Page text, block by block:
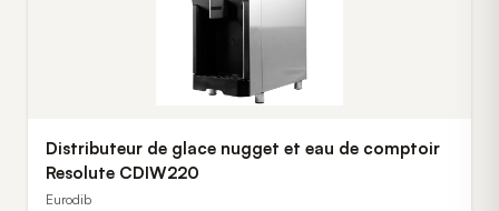
Distributeur de glace nugget et eau de comptoir
Resolute CDIW220
Eurodib